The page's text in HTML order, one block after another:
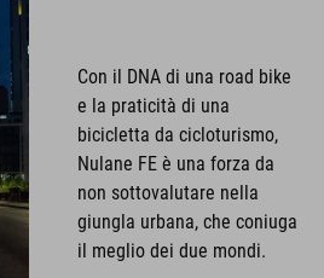
Con il DNA di una road bike
e la praticità di una
bicicletta da cicloturismo,
Nulane FE è una forza da
non sottovalutare nella
giungla urbana, che coniuga
il meglio dei due mondi.